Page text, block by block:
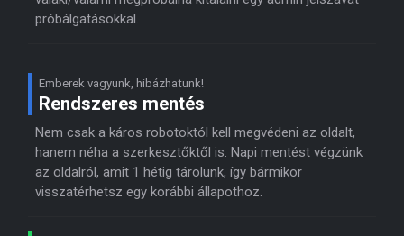
próbálgatásokkal.
Emberek vagyunk, hibázhatunk!
Rendszeres mentés
Nem csak a káros robotoktól kell megvédeni az oldalt,
hanem néha a szerkesztőktől is. Napi mentést végzünk
az oldalról, amit 1 hétig tárolunk, így bármikor
visszatérhetsz egy korábbi állapothoz.